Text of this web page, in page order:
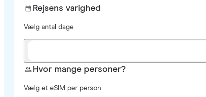
Rejsens varighed
Vælg antal dage
Hvor mange personer?
Vælg et eSIM per person